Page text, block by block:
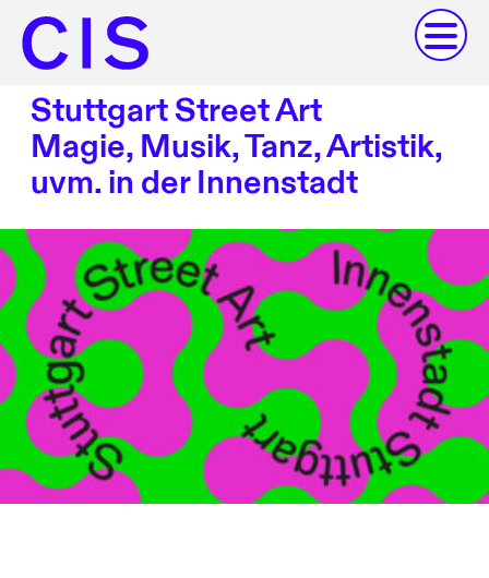
Stuttgart Street Art
Magie, Musik, Tanz, Artistik,
uvm. in der Innenstadt